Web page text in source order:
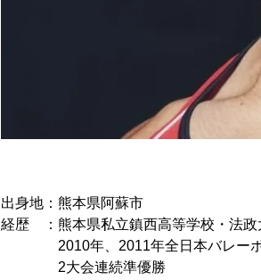
出身地：熊本県阿蘇市
経歴 ：熊本県私立鎮西高等学校・法政
2010年、2011年全日本バレーボ
2大会連続準優勝